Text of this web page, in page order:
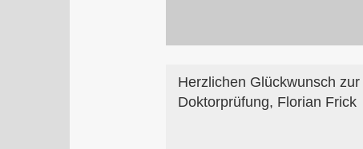
Herzlichen Glückwunsch zur
Doktorprüfung, Florian Frick